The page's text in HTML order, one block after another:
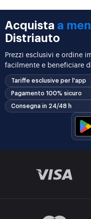
Acquista a
Distriauto
Prezzi esclusivi e ordine
facilmente e beneficiare
Tariffe esclusive per l'app
Pagamento 100% sicuro
Consegna in 24/48 h